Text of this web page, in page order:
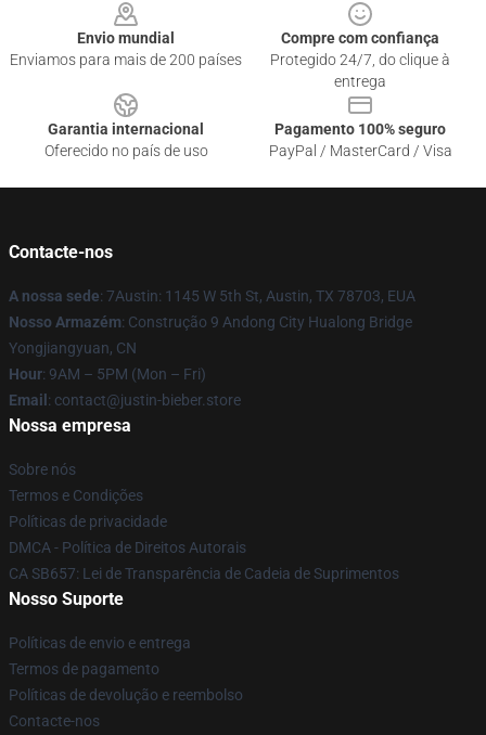
Envio mundial
Enviamos para mais de 200 países
Compre com confiança
Protegido 24/7, do clique à
entrega
Garantia internacional
Oferecido no país de uso
Pagamento 100% seguro
PayPal / MasterCard / Visa
Contacte-nos
A nossa sede: 7Austin: 1145 W 5th St, Austin, TX 78703, EUA
Nosso Armazém: Construção 9 Andong City Hualong Bridge
Yongjiangyuan, CN
Hour: 9AM – 5PM (Mon – Fri)
Email : contact@justin-bieber.store
Nossa empresa
Sobre nós
Termos e Condições
Políticas de privacidade
DMCA - Política de Direitos Autorais
CA SB657: Lei de Transparência de Cadeia de Suprimentos
Nosso Suporte
Políticas de envio e entrega
Termos de pagamento
Políticas de devolução e reembolso
Contacte-nos